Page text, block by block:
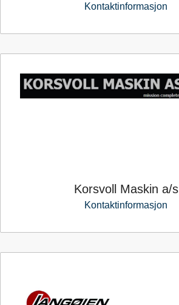
Kontaktinformasjon
Korsvoll Maskin a/s
Kontaktinformasjon